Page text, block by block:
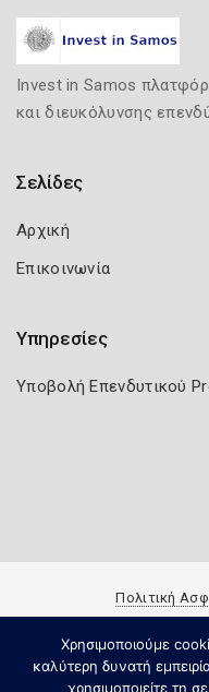
Invest in Samos
και διευκόλυνσης
Σελίδες
Αρχική
Επικοινωνία
Υπηρεσίες
Υποβολή Επενδυτικού
Πολιτική
Χρησιμοποιούμε
καλύτερη δυνατή
χρησιμοποιείτε τη